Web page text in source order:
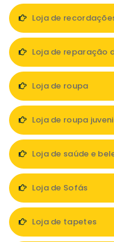
Loja de
Loja de reparação
Loja de roupa
Loja de roupa
Loja de saúde e
Loja de Sofás
Loja de tapetes